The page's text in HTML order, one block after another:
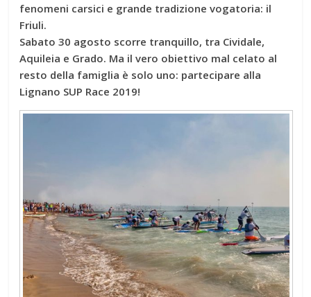
fenomeni carsici e grande tradizione vogatoria: il
Friuli.
Sabato 30 agosto scorre tranquillo, tra Cividale,
Aquileia e Grado. Ma il vero obiettivo mal celato al
resto della famiglia è solo uno: partecipare alla
Lignano SUP Race 2019!